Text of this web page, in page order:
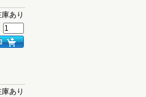
庫あり
庫あり